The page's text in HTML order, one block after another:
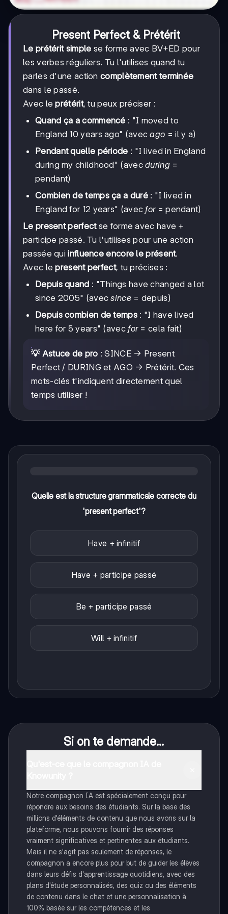
Present Perfect & Prétérit
Le prétérit simple se forme avec BV+ED pour
les verbes réguliers. Tu l'utilises quand tu
parles d'une actioncomplètement terminée
dans le passé.
Avec leprétérit, tu peux préciser :
Quand ça a commencé : "I moved to
England 10 years ago" (avecago = il y a)
Pendant quelle période : "I lived in England
during my childhood" (avecduring=
pendant)
Combien de temps ça a duré: "I lived in
England for 12 years" (avecfor= pendant)
Le present perfectse forme avec have +
participe passé. Tu l'utilises pour une action
passée quiinfluence encore le présent.
Avec lepresent perfect, tu précises :
Depuis quand : "Things have changed a lot
since 2005" (avecsince= depuis)
Depuis combien de temps: "I have lived
here for 5 years" (avecfor= cela fait)
💡 Astuce de pro : SINCE → Present
Perfect / DURING et AGO → Prétérit. Ces
mots-clés t'indiquent directement quel
temps utiliser !
Quelle est la structure grammaticale correcte du
'present perfect'?
Have + infinitif
Have + participe passé
Be + participe passé
Will + infinitif
Si on te demande...
Notre compagnon IA est spécialement conçu pour
répondre aux besoins des étudiants. Sur la base des
millions d'éléments de contenu que nous avons sur la
plateforme, nous pouvons fournir des réponses
vraiment significatives et pertinentes aux étudiants.
Mais il ne s'agit pas seulement de réponses, le
compagnon a encore plus pour but de guider les élèves
dans leurs défis d'apprentissage quotidiens, avec des
plans d'étude personnalisés, des quiz ou des éléments
de contenu dans le chat et une personnalisation à
100% basée sur les compétences et les